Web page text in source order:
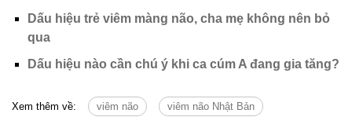
Dấu hiệu trẻ viêm màng não, cha mẹ không nên bỏ
qua
Dấu hiệu nào cần chú ý khi ca cúm A đang gia tăng?
Xem thêm về: viêm não viêm não Nhật Bản